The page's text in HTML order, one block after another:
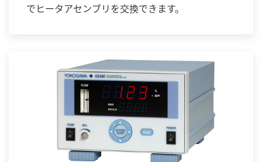
でヒータアセンブリを交換できます。